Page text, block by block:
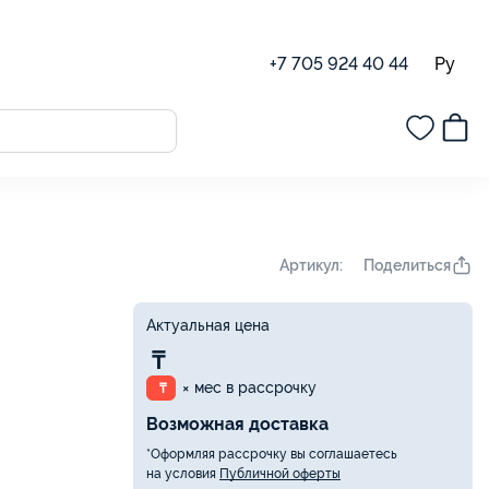
+7 705 924 40 44 Ру
Артикул: Поделиться
Актуальная цена
₸
₸ × мес в рассрочку
Возможная доставка
*Оформляя рассрочку вы соглашаетесь
на условия Публичной оферты